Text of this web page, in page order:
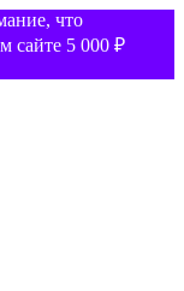
что
сайте 5 000 ₽